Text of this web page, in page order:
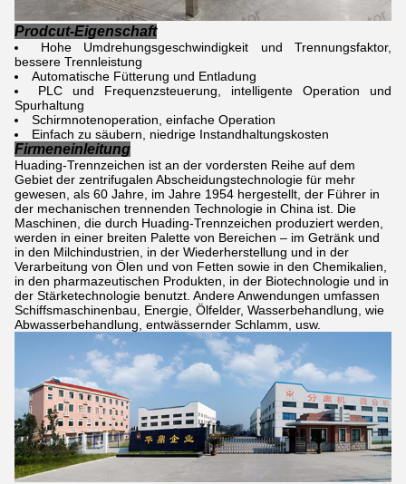
Prodcut-Eigenschaft
Hohe Umdrehungsgeschwindigkeit und Trennungsfaktor,
bessere Trennleistung
Automatische Fütterung und Entladung
PLC und Frequenzsteuerung, intelligente Operation und
Spurhaltung
Schirmnotenoperation, einfache Operation
Einfach zu säubern, niedrige Instandhaltungskosten
Firmeneinleitung
Huading-Trennzeichen ist an der vordersten Reihe auf dem
Gebiet der zentrifugalen Abscheidungstechnologie für mehr
gewesen, als 60 Jahre, im Jahre 1954 hergestellt, der Führer in
der mechanischen trennenden Technologie in China ist. Die
Maschinen, die durch Huading-Trennzeichen produziert werden,
werden in einer breiten Palette von Bereichen – im Getränk und
in den Milchindustrien, in der Wiederherstellung und in der
Verarbeitung von Ölen und von Fetten sowie in den Chemikalien,
in den pharmazeutischen Produkten, in der Biotechnologie und in
der Stärketechnologie benutzt. Andere Anwendungen umfassen
Schiffsmaschinenbau, Energie, Ölfelder, Wasserbehandlung, wie
Abwasserbehandlung, entwässernder Schlamm, usw.